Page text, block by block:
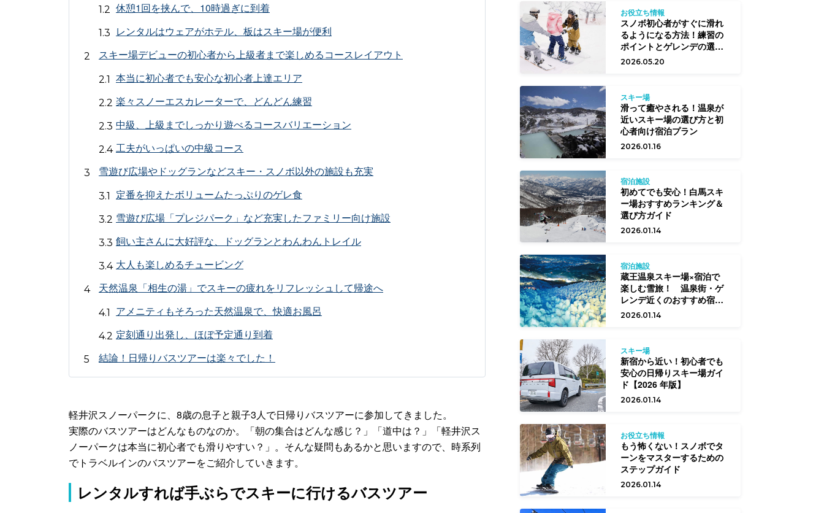
休憩1回を挟んで、10時過ぎに到着
レンタルはウェアがホテル、板はスキー場が便利
スキー場デビューの初心者から上級者まで楽しめるコースレイアウト
本当に初心者でも安心な初心者上達エリア
楽々スノーエスカレーターで、どんどん練習
中級、上級までしっかり遊べるコースバリエーション
工夫がいっぱいの中級コース
雪遊び広場やドッグランなどスキー・スノボ以外の施設も充実
定番を抑えたボリュームたっぷりのゲレ食
雪遊び広場「プレジパーク」など充実したファミリー向け施設
飼い主さんに大好評な、ドッグランとわんわんトレイル
大人も楽しめるチュービング
天然温泉「相生の湯」でスキーの疲れをリフレッシュして帰途へ
アメニティもそろった天然温泉で、快適お風呂
定刻通り出発し、ほぼ予定通り到着
結論！日帰りバスツアーは楽々でした！
軽井沢スノーパークに、8歳の息子と親子3人で日帰りバスツアーに参加してきました。
実際のバスツアーはどんなものなのか。「朝の集合はどんな感じ？」「道中は？」「軽井沢ス
ノーパークは本当に初心者でも滑りやすい？」。そんな疑問もあるかと思いますので、時系列
でトラベルインのバスツアーをご紹介していきます。
レンタルすれば手ぶらでスキーに行けるバスツアー
お役立ち情報
スノボ初心者がすぐに滑れ
るようになる方法！練習の
ポイントとゲレンデの選び
方
2026.05.20
スキー場
滑って癒やされる！温泉が
近いスキー場の選び方と初
心者向け宿泊プラン
2026.01.16
宿泊施設
初めてでも安心！白馬スキ
ー場おすすめランキング＆
選び方ガイド
2026.01.14
宿泊施設
蔵王温泉スキー場×宿泊で
楽しむ雪旅！ 温泉街・ゲ
レンデ近くのおすすめ宿と
選び方
2026.01.14
スキー場
新宿から近い！初心者でも
安心の日帰りスキー場ガイ
ド【2026 年版】
2026.01.14
お役立ち情報
もう怖くない！スノボでタ
ーンをマスターするための
ステップガイド
2026.01.14